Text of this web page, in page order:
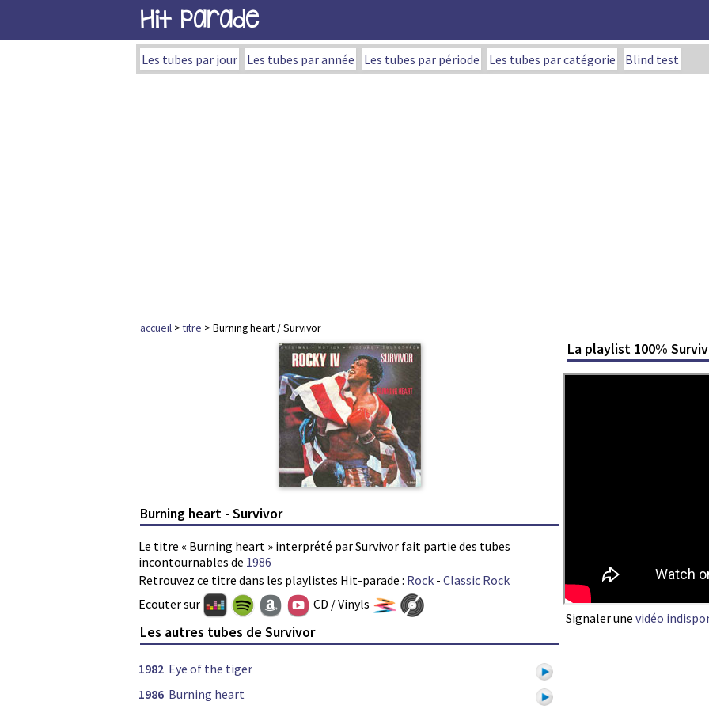
Hit Parade
Les tubes par jour Les tubes par année Les tubes par période Les tubes par catégorie Blind test
accueil >titre > Burning heart / Survivor
Burning heart - Survivor
Le titre « Burning heart » interprété par Survivor fait partie des tubes
incontournables de 1986
Retrouvez ce titre dans les playlistes Hit-parade : Rock - Classic Rock
La playlist 100%
Signaler une vidéo
Ecouter sur CD / Vinyls
Les autres tubes de Survivor
1982 Eye of the tiger
1986 Burning heart